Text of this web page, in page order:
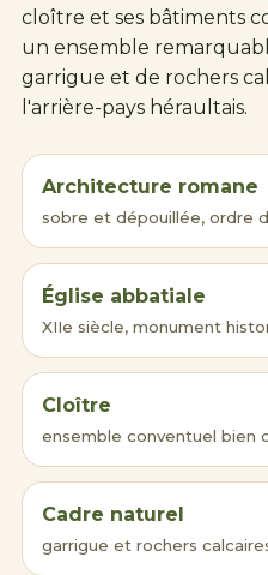
cloître et ses bâtiments
un ensemble
garrigue et de rochers
l'arrière-pays héraultais.
Architecture romane
sobre et dépouillée, ordre
Église abbatiale
XIIe siècle, monument
Cloître
ensemble conventuel bien
Cadre naturel
garrigue et rochers